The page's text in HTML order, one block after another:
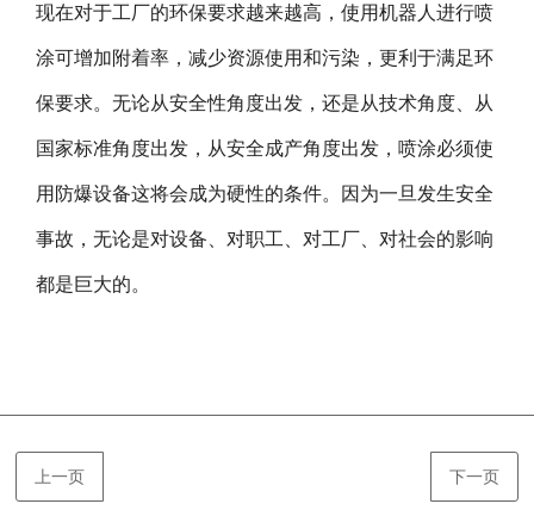
现在对于工厂的环保要求越来越高，使用机器人进行喷
涂可增加附着率，减少资源使用和污染，更利于满足环
保要求。无论从安全性角度出发，还是从技术角度、从
国家标准角度出发，从安全成产角度出发，喷涂必须使
用防爆设备这将会成为硬性的条件。因为一旦发生安全
事故，无论是对设备、对职工、对工厂、对社会的影响
都是巨大的。
上一页 下一页